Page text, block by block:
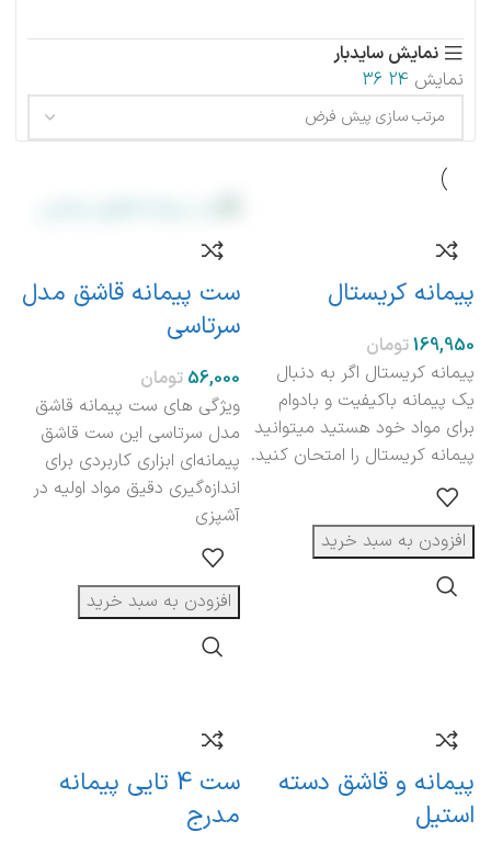
نمایش سایدبار
نمایش 24
36
پیمانه کریستال
تومان
پیمانه کریستال اگر به دنبال
یک پیمانه باکیفیت و بادوام
برای مواد خود هستید می­توانید
پیمانه کریستال را امتحان کنید.
افزودن به سبد خرید
ست پیمانه قاشق مدل
سرتاسی
تومان
ویژگی های ست پیمانه قاشق
مدل سرتاسی این ست قاشق
پیمانه‌ای ابزاری کاربردی برای
اندازه‌گیری دقیق مواد اولیه در
آشپزی
افزودن به سبد خرید
پیمانه و قاشق دسته
استیل
ست 4 تایی پیمانه
مدرج